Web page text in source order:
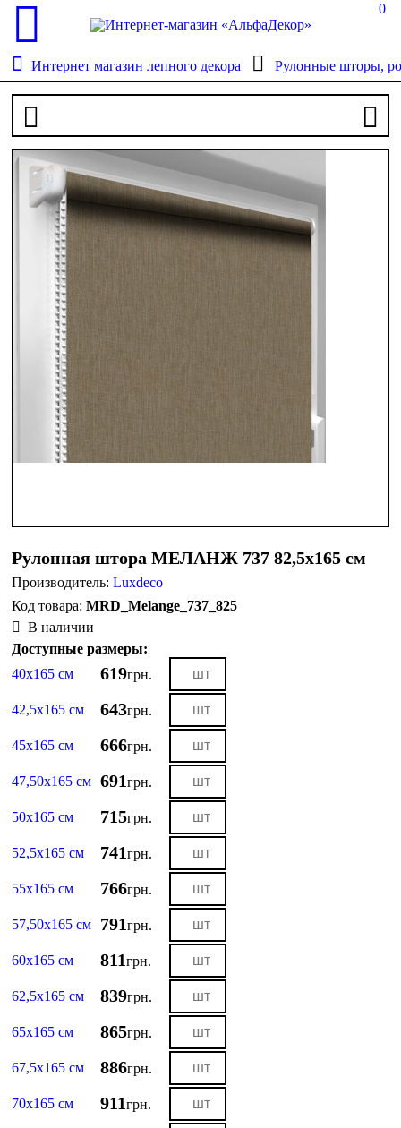
0
Интернет магазин лепного декора Рулонные шторы,
Рулонная штора МЕЛАНЖ 737 82,5х165 см
Производитель:Luxdeco
MRD_Melange_737_825
В наличии
Доступные размеры:
40х165 см
619грн.
42,5х165 см 643грн.
45х165 см 666грн.
47,50х165 см 691грн.
50х165 см 715грн.
52,5х165 см 741грн.
55х165 см 766грн.
57,50х165 см 791грн.
60х165 см 811грн.
62,5х165 см 839грн.
65х165 см 865грн.
67,5х165 см 886грн.
70х165 см 911грн.